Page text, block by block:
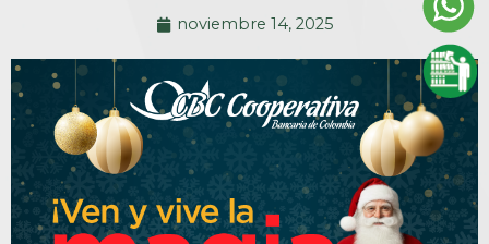
noviembre 14, 2025